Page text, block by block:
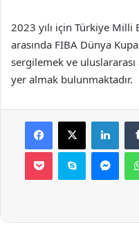
2023 yılı için Türkiye Milli
arasında FIBA Dünya
sergilemek ve
yer almak bulunmaktadır.
Facebook
X
Pocket Skype